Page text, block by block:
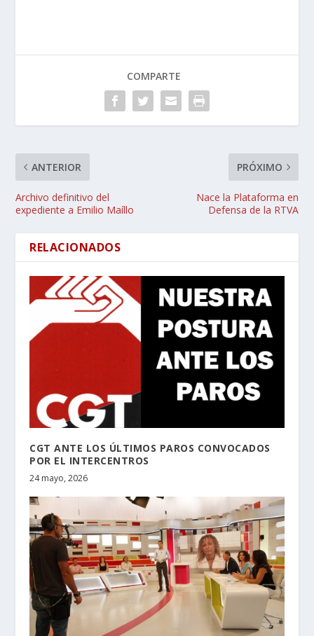
COMPARTE
ANTERIOR
Archivo definitivo del
expediente a Emilio Maíllo
PRÓXIMO
Nace la Plataforma en
Defensa de la RTVA
RELACIONADOS
CGT ANTE LOS ÚLTIMOS PAROS CONVOCADOS
POR EL INTERCENTROS
24 mayo, 2026